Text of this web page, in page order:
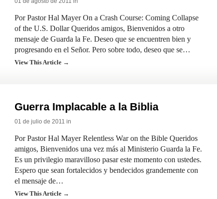
Por Pastor Hal Mayer On a Crash Course: Coming Collapse
of the U.S. Dollar Queridos amigos, Bienvenidos a otro
mensaje de Guarda la Fe. Deseo que se encuentren bien y
progresando en el Señor. Pero sobre todo, deseo que se…
View This Article →
Guerra Implacable a la Biblia
01 de julio de 2011 in
Por Pastor Hal Mayer Relentless War on the Bible Queridos
amigos, Bienvenidos una vez más al Ministerio Guarda la Fe.
Es un privilegio maravilloso pasar este momento con ustedes.
Espero que sean fortalecidos y bendecidos grandemente con
el mensaje de…
View This Article →